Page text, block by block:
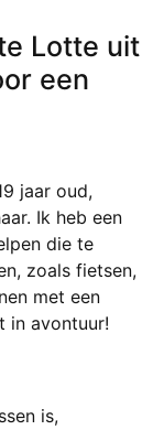
Lotte uit
een
jaar oud,
Ik heb een
die te
zoals fietsen,
met een
in avontuur!
is,